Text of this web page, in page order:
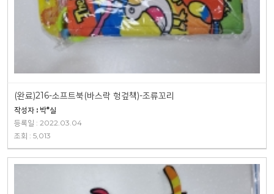
(완료)216-소프트북(바스락 헝겊책)-조류꼬리
작성자 : 박*실
등록일 : 2022.03.04
조회 : 5,013